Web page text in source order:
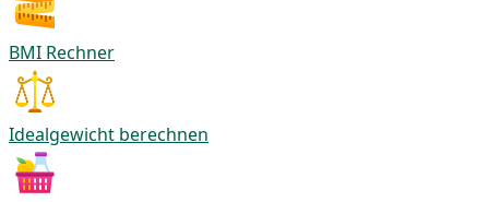
BMI Rechner
Idealgewicht berechnen